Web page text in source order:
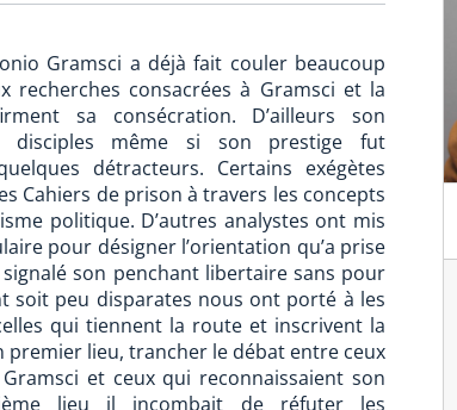
Gramsci a déjà fait couler beaucoup
recherches consacrées à Gramsci et la
sa consécration. D’ailleurs son
disciples même si son prestige fut
détracteurs. Certains exégètes
Cahiers de prison à travers les concepts
politique. D’autres analystes ont mis
pour désigner l’orientation qu’a prise
son penchant libertaire sans pour
soit peu disparates nous ont porté à les
qui tiennent la route et inscrivent la
premier lieu, trancher le débat entre ceux
et ceux qui reconnaissaient son
lieu il incombait de réfuter les